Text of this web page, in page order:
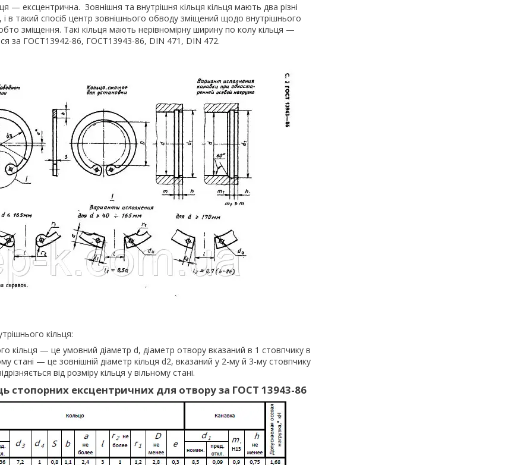
— ексцентрична. Зовнішня та внутрішня кільця кільця мають два різні
і в такий спосіб центр зовнішнього обводу зміщений щодо внутрішнього
зміщення. Такі кільця мають нерівномірну ширину по колу кільця —
за ГОСТ13942-86, ГОСТ13943-86, DIN 471, DIN 472.
кільця:
кільця — це умовний діаметр d, діаметр отвору вказаний в 1 стовпчику в
стані — це зовнішній діаметр кільця d2, вказаний у 2-му й 3-му стовпчику
від розміру кільця у вільному стані.
стопорних ексцентричних для отвору за ГОСТ 13943-86